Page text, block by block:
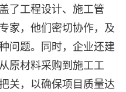
了工程设计、施工管
家，他们密切协作，及
问题。同时，企业还建
原材料采购到施工工
关，以确保项目质量达